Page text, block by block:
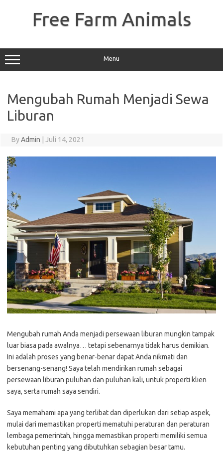
Free Farm Animals
Menu
Mengubah Rumah Menjadi Sewa
Liburan
ByAdmin Juli 14, 2021
Mengubah rumah Anda menjadi persewaan liburan mungkin tampak
luar biasa pada awalnya… tetapi sebenarnya tidak harus demikian.
Ini adalah proses yang benar-benar dapat Anda nikmati dan
bersenang-senang! Saya telah mendirikan rumah sebagai
persewaan liburan puluhan dan puluhan kali, untuk properti klien
saya, serta rumah saya sendiri.
Saya memahami apa yang terlibat dan diperlukan dari setiap aspek,
mulai dari memastikan properti mematuhi peraturan dan peraturan
lembaga pemerintah, hingga memastikan properti memiliki semua
kebutuhan penting yang dibutuhkan sebagian besar tamu.